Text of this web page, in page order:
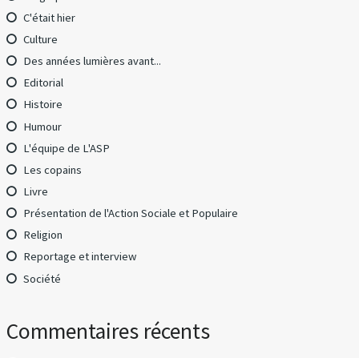
C'était hier
Culture
Des années lumières avant...
Editorial
Histoire
Humour
L'équipe de L'ASP
Les copains
Livre
Présentation de l'Action Sociale et Populaire
Religion
Reportage et interview
Société
Commentaires récents